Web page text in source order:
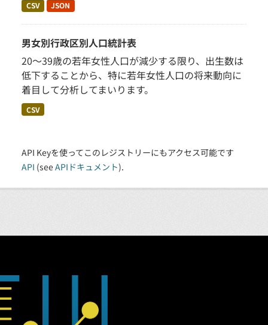
CSV JSON
男女別行政区別人口統計表
20～39歳の若年女性人口が減少する限り、出生数は
低下することから、特に若年女性人口の将来動向に
着目して分析してまいります。
CSV
API Keyを使ってこのレジストリーにもアクセス可能です
API (seeAPIドキュメント).